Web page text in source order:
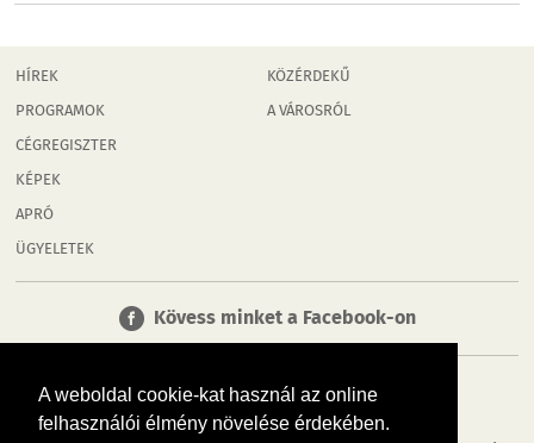
A weboldal cookie-kat használ az online
felhasználói élmény növelése érdekében.
HÍREK
PROGRAMOK
CÉGREGISZTER
KÉPEK
APRÓ
ÜGYELETEK
KÖZÉRDEKŰ
A VÁROSRÓL
Kövess minket a Facebook-on